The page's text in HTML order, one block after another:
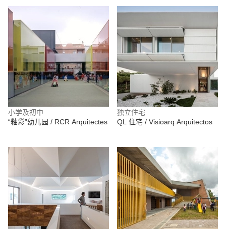
小学及初中
“釉彩”幼儿园 / RCR Arquitectes
独立住宅
QL 住宅 / Visioarq Arquitectos